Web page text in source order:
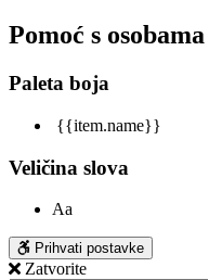
Pomoć s
Paleta boja
{{item.name}}
Veličina slova
Aa
Prihvati postavke
Zatvorite